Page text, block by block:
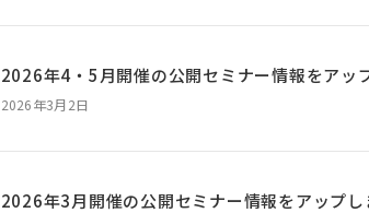
2026年4・5月開催の公開セミナー情報をアッ
2026年3月2日
2026年3月開催の公開セミナー情報をアップし